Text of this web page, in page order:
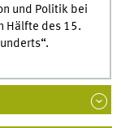
und Politik bei
Hälfte des 15.